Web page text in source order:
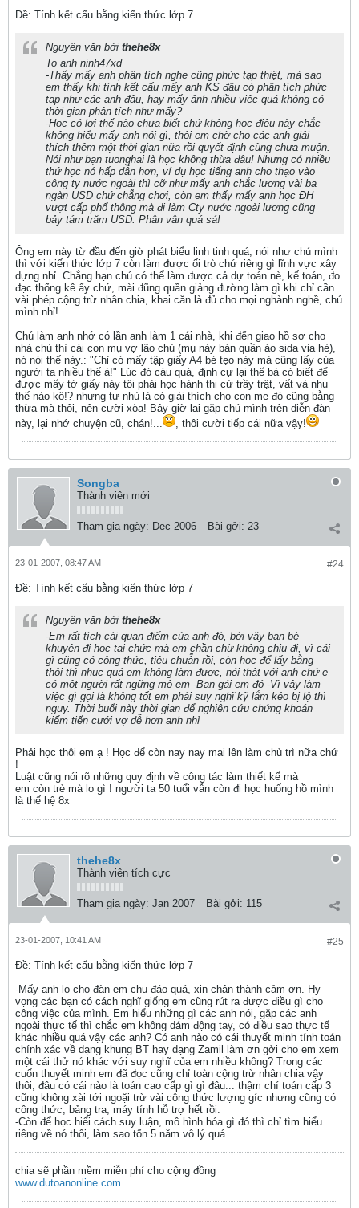
Ðề: Tính kết cấu bằng kiến thức lớp 7
Nguyên văn bởi thehe8x
To anh ninh47xd
-Thấy mấy anh phân tích nghe cũng phức tạp thiệt, mà sao
em thấy khi tính kết cấu mấy anh KS đâu có phân tích phức
tạp như các anh đâu, hay mấy ảnh nhiều việc quá không có
thời gian phân tích như mấy?
-Học có lợi thế nào chưa biết chứ không học điệu này chắc
không hiểu mấy anh nói gì, thôi em chờ cho các anh giải
thích thêm một thời gian nữa rồi quyết định cũng chưa muộn.
Nói như bạn tuonghai là học không thừa đâu! Nhưng có nhiều
thứ học nó hấp dẫn hơn, ví dụ học tiếng anh cho thạo vào
công ty nước ngoài thì cỡ như mấy anh chắc lương vài ba
ngàn USD chứ chẵng chơi, còn em thấy mấy anh học ĐH
vượt cấp phổ thông mà đi làm Cty nước ngoài lương cũng
bảy tám trăm USD. Phân vân quá sá!
Ông em này từ đầu đến giờ phát biểu linh tinh quá, nói như chú mình
thì với kiến thức lớp 7 còn làm được ối trò chứ riêng gì lĩnh vực xây
dựng nhỉ. Chẳng hạn chú có thể làm được cả dự toán nè, kế toán, đo
đạc thống kê ấy chứ, mài đũng quần giảng đường làm gì khi chỉ cần
vài phép cộng trừ nhân chia, khai căn là đủ cho mọi nghành nghề, chú
mình nhỉ!
Chú làm anh nhớ có lần anh làm 1 cái nhà, khi đến giao hồ sơ cho
nhà chủ thì cái con mụ vợ lão chủ (mụ này bán quần áo sida vỉa hè),
nó nói thế này.: "Chỉ có mấy tập giấy A4 bé tẹo này mà cũng lấy của
người ta nhiều thế à!" Lúc đó cáu quá, định cự lại thế bà có biết để
được mấy tờ giấy này tôi phải học hành thi cử trầy trật, vất vả nhu
thế nào kô!? nhưng tự nhủ là có giải thích cho con mẹ đó cũng bằng
thừa mà thôi, nên cười xòa! Bây giờ lại gặp chú mình trên diễn đàn
này, lại nhớ chuyện cũ, chán!...
, thôi cười tiếp cái nữa vậy!
Songba
Thành viên mới
Tham gia ngày: Dec 2006 Bài gởi: 23
#24
23-01-2007, 08:47 AM
Ðề: Tính kết cấu bằng kiến thức lớp 7
Nguyên văn bởi thehe8x
-Em rất tích cái quan điểm của anh đó, bởi vậy bạn bè
khuyên đi học tại chức mà em chần chừ không chịu đi, vì cái
gì cũng có công thức, tiêu chuẫn rồi, còn học để lấy bằng
thôi thì nhục quá em không làm được, nói thật với anh chứ e
có một người rất ngững mộ em -Bạn gái em đó -Vì vậy làm
việc gì gọi là không tốt em phải suy nghĩ kỹ lắm kẻo bị lộ thì
nguy. Thời buổi này thời gian để nghiên cứu chứng khoán
kiếm tiến cưới vợ dễ hơn anh nhỉ
Phải học thôi em ạ ! Học để còn nay nay mai lên làm chủ trì nữa chứ
!
Luật cũng nói rõ những quy định về công tác làm thiết kế mà
em còn trẻ mà lo gì ! người ta 50 tuổi vẫn còn đi học huống hồ mình
là thế hệ 8x
thehe8x
Thành viên tích cực
Tham gia ngày: Jan 2007 Bài gởi: 115
#25
23-01-2007, 10:41 AM
Ðề: Tính kết cấu bằng kiến thức lớp 7
-Mấy anh lo cho đàn em chu đáo quá, xin chân thành cảm ơn. Hy
vọng các bạn có cách nghĩ giống em cũng rút ra được điều gì cho
công việc của mình. Em hiểu những gì các anh nói, gặp các anh
ngoài thực tế thì chắc em không dám động tay, có điều sao thực tế
khác nhiều quá vậy các anh? Có anh nào có cái thuyết minh tính toán
chính xác về dạng khung BT hay dạng Zamil làm ơn gởi cho em xem
một cái thử nó khác với suy nghĩ của em nhiều không? Trong các
cuốn thuyết minh em đã đọc cũng chỉ toàn cộng trừ nhân chia vậy
thôi, đâu có cái nào là toán cao cấp gì gì đâu... thậm chí toán cấp 3
cũng không xài tới ngoặi trừ vài công thức lượng gíc nhưng cũng có
công thức, bảng tra, máy tính hỗ trợ hết rồi.
-Còn để học hiểi cách suy luận, mô hình hóa gì đó thì chỉ tìm hiểu
riêng về nó thôi, làm sao tốn 5 năm vô lý quá.
chia sẽ phần mềm miễn phí cho cộng đồng
www.dutoanonline.com